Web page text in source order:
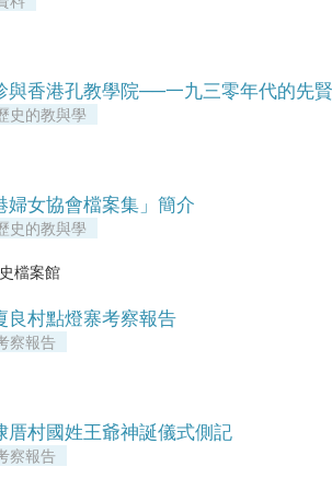
與香港孔教學院──一九三零年代的先
史的教與學
婦女協會檔案集」簡介
史的教與學
檔案館
良村點燈寨考察報告
察報告
厝村國姓王爺神誕儀式側記
察報告